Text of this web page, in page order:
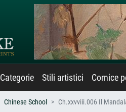
Categorie Stili artistici Cornice
Chinese School Ch.xxvviii.006 Il